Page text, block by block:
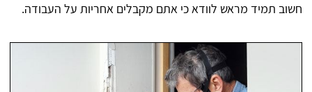
חשוב תמיד מראש לוודא כי אתם מקבלים אחריות על העבודה.